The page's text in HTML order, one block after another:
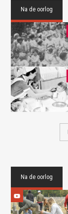
Na de oorlog
Na de oorlog